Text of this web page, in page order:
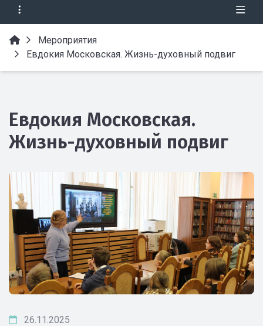
Мероприятия
Евдокия Московская. Жизнь-духовный подвиг
Евдокия Московская.
Жизнь-духовный подвиг
26.11.2025